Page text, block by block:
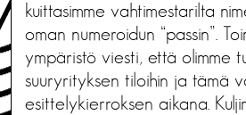
kuittasimme vahtimestarilta
oman numeroidun “passin”.
ympäristö viesti, että olimme
suuryrityksen tiloihin ja tämä
esittelykierroksen aikana.